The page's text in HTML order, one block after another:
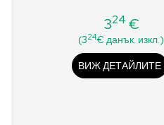
Цена
324 €
(324€ данък. изкл.)
ВИЖ ДЕТАЙЛИТЕ